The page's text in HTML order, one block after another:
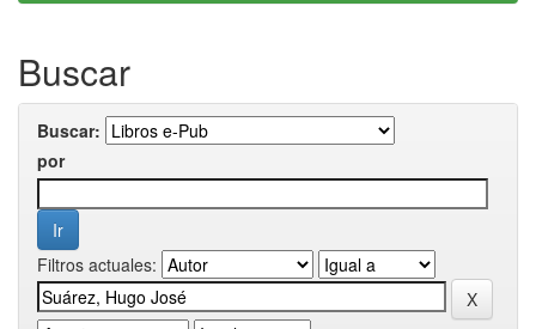
Buscar
Buscar:
por
Filtros actuales: